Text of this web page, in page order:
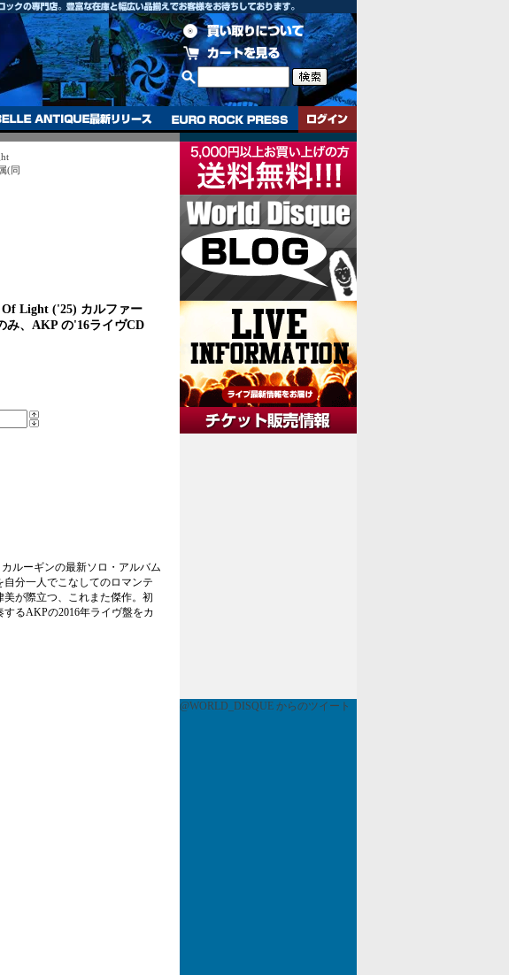
(同
Light ('25) カルファー
み、AKP の'16ライヴCD
ルーギンの最新ソロ・アルバム
分一人でこなしてのロマンテ
が際立つ、これまた傑作。初
るAKPの2016年ライヴ盤をカ
@WORLD_DISQUE からのツイート